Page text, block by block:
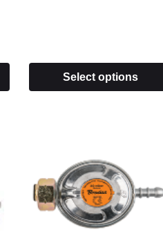
Select options